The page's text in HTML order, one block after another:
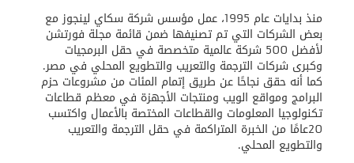
منذ بدايات عام 1995، عمل مؤسس شركة سكاي لينجوز مع
بعض الشركات التي تم تصنيفها ضمن قائمة مجلة فورتشن
لأفضل 500 شركة عالمية متخصصة في حقل البرمجيات
وكبرى شركات الترجمة والتعريب والتطويع المحلي في مصر.
كما أنه حقق نجاحًا عن طريق إتمام المئات من مشروعات حزم
البرامج ومواقع الويب ومنتجات الأجهزة في معظم قطاعات
تكنولوجيا المعلومات والقطاعات المختصة بالأعمال واكتسب
20عامًا من الخبرة المتراكمة في حقل الترجمة والتعريب
والتطويع المحلي.